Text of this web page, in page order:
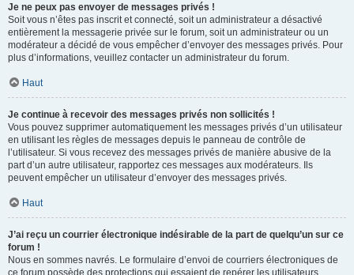
Je ne peux pas envoyer de messages privés !
Soit vous n’êtes pas inscrit et connecté, soit un administrateur a désactivé
entièrement la messagerie privée sur le forum, soit un administrateur ou un
modérateur a décidé de vous empêcher d’envoyer des messages privés. Pour
plus d’informations, veuillez contacter un administrateur du forum.
Haut
Je continue à recevoir des messages privés non sollicités !
Vous pouvez supprimer automatiquement les messages privés d’un utilisateur
en utilisant les règles de messages depuis le panneau de contrôle de
l’utilisateur. Si vous recevez des messages privés de manière abusive de la
part d’un autre utilisateur, rapportez ces messages aux modérateurs. Ils
peuvent empêcher un utilisateur d’envoyer des messages privés.
Haut
J’ai reçu un courrier électronique indésirable de la part de quelqu’un sur ce
forum !
Nous en sommes navrés. Le formulaire d’envoi de courriers électroniques de
ce forum possède des protections qui essaient de repérer les utilisateurs